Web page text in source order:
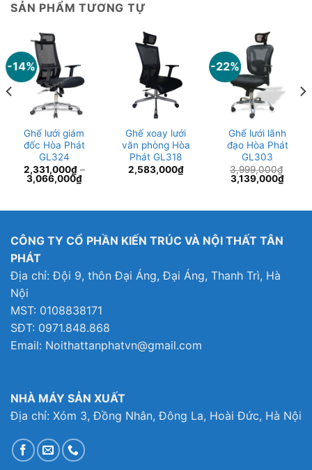
SẢN PHẨM TƯƠNG TỰ
-14%
Ghế lưới giám
đốc Hòa Phát
GL324
2,331,000₫–
3,066,000₫
Ghế xoay lưới
văn phòng Hòa
Phát GL318
2,583,000₫
-22%
Ghế lưới lãnh
đạo Hòa Phát
GL303
3,999,000₫
Giá
gốc
3,139,000₫Giá
CÔNG TY CỔ PHẦN KIẾN TRÚC VÀ NỘI THẤT TÂN
PHÁT
Địa chỉ: Đội 9, thôn Đại Áng, Đại Áng, Thanh Trì, Hà
Nội
MST: 0108838171
SĐT: 0971.848.868
Email: Noithattanphatvn@gmail.com
NHÀ MÁY SẢN XUẤT
Địa chỉ: Xóm 3, Đồng Nhân, Đông La, Hoài Đức, Hà Nội